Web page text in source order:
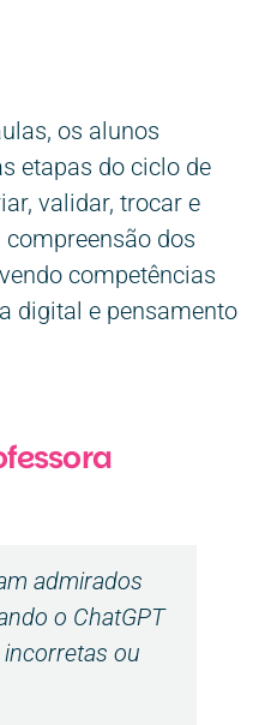
os alunos
etapas do ciclo de
validar, trocar e
dos
competências
digital e pensamento
admirados
o ChatGPT
ou